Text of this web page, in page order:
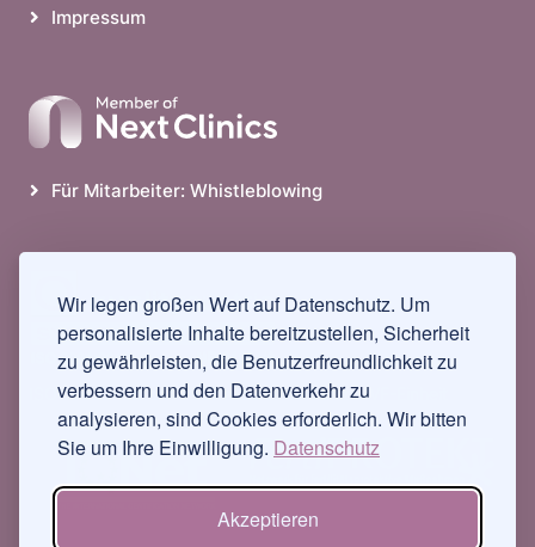
Wir legen großen Wert auf Datenschutz. Um
personalisierte Inhalte bereitzustellen, Sicherheit
zu gewährleisten, die Benutzerfreundlichkeit zu
verbessern und den Datenverkehr zu
analysieren, sind Cookies erforderlich. Wir bitten
Sie um Ihre Einwilligung. Datenschutz
Akzeptieren
Impressum
Für Mitarbeiter: Whistleblowing
ISO-zertifiziert seit 1997 als weltweit erste IVF-Einheit